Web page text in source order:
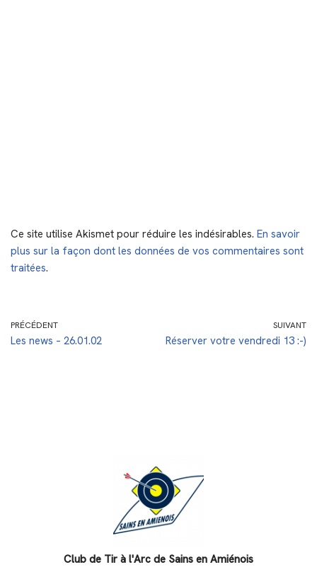
Ce site utilise Akismet pour réduire les indésirables. En savoir
plus sur la façon dont les données de vos commentaires sont
traitées.
PRÉCÉDENT
Les news – 26.01.02
SUIVANT
Réserver votre vendredi 13 :-)
Club de Tir à l'Arc de Sains en Amiénois